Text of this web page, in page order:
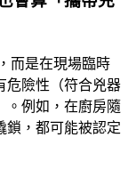
而是在現場臨時
危險性（符合兇器
。例如，在廚房隨
鎖，都可能被認定